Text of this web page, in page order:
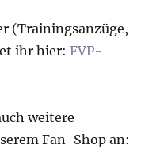
(Trainingsanzüge,
ihr hier:FVP-
weitere
Fan-Shop an: